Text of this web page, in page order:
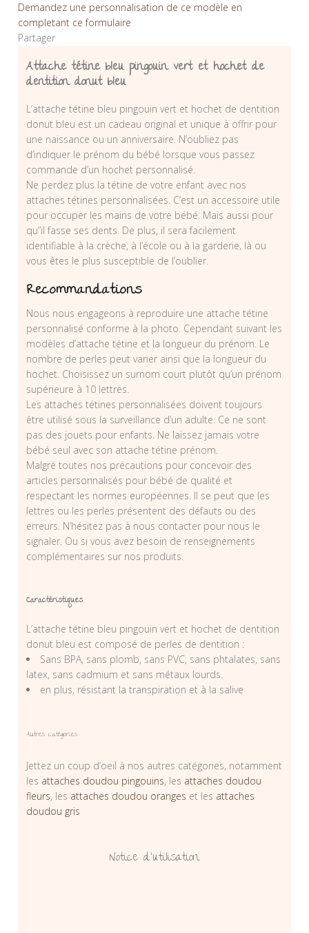
Demandez une personnalisation de ce modèle en
completant ce formulaire
Partager
Attache tétine bleu pingouin vert et hochet de
dentition donut bleu
L’attache tétine bleu pingouin vert et hochet de dentition
donut bleu est un cadeau original et unique à offrir pour
une naissance ou un anniversaire. N’oubliez pas
d’indiquer le prénom du bébé lorsque vous passez
commande d’un hochet personnalisé.
Ne perdez plus la tétine de votre enfant avec nos
attaches tétines personnalisées. C’est un accessoire utile
pour occuper les mains de votre bébé. Mais aussi pour
qu”il fasse ses dents. De plus, il sera facilement
identifiable à la crèche, à l’école ou à la garderie, là ou
vous êtes le plus susceptible de l’oublier.
Recommandations
Nous nous engageons à reproduire une attache tétine
personnalisé conforme à la photo. Cependant suivant les
modèles d’attache tétine et la longueur du prénom. Le
nombre de perles peut varier ainsi que la longueur du
hochet. Choisissez un surnom court plutôt qu’un prénom
supérieure à 10 lettres.
Les attaches tétines personnalisées doivent toujours
être utilisé sous la surveillance d’un adulte. Ce ne sont
pas des jouets pour enfants. Ne laissez jamais votre
bébé seul avec son attache tétine prénom.
Malgré toutes nos précautions pour concevoir des
articles personnalisés pour bébé de qualité et
respectant les normes européennes. Il se peut que les
lettres ou les perles présentent des défauts ou des
erreurs. N’hésitez pas à nous contacter pour nous le
signaler. Ou si vous avez besoin de renseignements
complémentaires sur nos produits.
Caractéristiques
L’attache tétine bleu pingouin vert et hochet de dentition
donut bleu est composé de perles de dentition :
Sans BPA, sans plomb, sans PVC, sans phtalates, sans
latex, sans cadmium et sans métaux lourds.
en plus, résistant la transpiration et à la salive
Autres catégories
Jettez un coup d’oeil à nos autres catégories, notamment
les attaches doudou pingouins, les attaches doudou
fleurs, les attaches doudou oranges et les attaches
doudou gris
Notice d’utilisation